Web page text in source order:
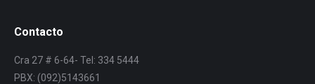
Contacto
Cra 27 # 6-64- Tel: 334 5444
PBX: (092)5143661